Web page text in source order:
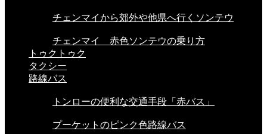
チェンマイから郊外や他県へ行くソンテウ
チェンマイ 赤色ソンテウの乗り方
トゥクトゥク
タクシー
路線バス
トンローの便利な交通手段「赤バス」
プーケットのピンク色路線バス